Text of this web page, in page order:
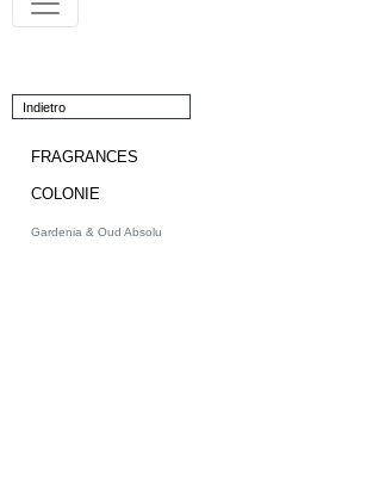
Indietro
FRAGRANCES
COLONIE
Gardenia & Oud Absolu